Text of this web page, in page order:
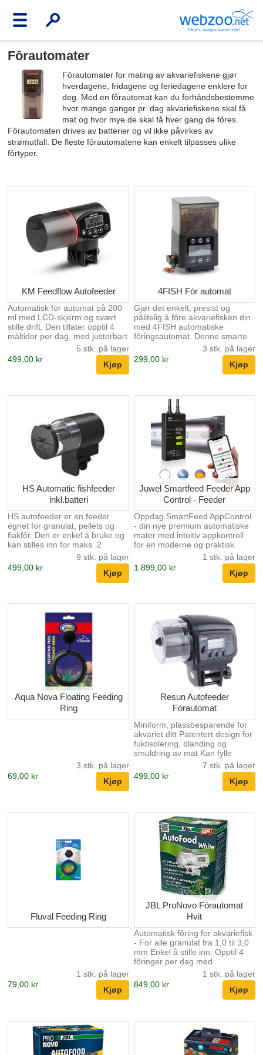
Fôrautomater
Fôrautomater for mating av akvariefiskene gjør
hverdagene, fridagene og feriedagene enklere for
deg. Med en fôrautomat kan du forhåndsbestemme
hvor mange ganger pr. dag akvariefiskene skal få
mat og hvor mye de skal få hver gang de fôres.
Fôrautomaten drives av batterier og vil ikke påvirkes av
strømutfall. De fleste fôrautomatene kan enkelt tilpasses ulike
fôrtyper.
KM Feedflow Autofeeder
Automatisk fòr automat på 200
ml med LCD-skjerm og svært
stille drift. Den tillater opptil 4
måltider per dag, med justerbart
porsjonsantall (1-3 doser) og
presis innstilling av
melkemengden. Designet for
granuler og flak. To måter å
innstillinger. Denne automatiske
akvariemateren gir deg full
kontroll over fiskens ernæring –
presis, praktisk og nesten
lydløs. Med en 200 ml beholder
kan du glemme å fylle på da...
5 stk. på lager
499,00 kr
4FISH Fòr automat
Gjør det enkelt, presist og
pålitelig å fôre akvariefisken din
med 4FISH automatiske
fôringsautomat. Denne smarte
og kompakte automatiske
fôringsautomaten kan brukes til
alle akvarier og sørger for at
fisken din alltid får riktig mengde
automatiske fôringsautomaten
kan stilles inn til opptil tre
automatiske fôringer per dag og
er egnet for både flak-, granulat-
og pelletfôr. Den
spesialutviklede og svært
presise doseringsenheten
3 stk. på lager
299,00 kr
HS Automatic fishfeeder
inkl.batteri
HS autofeeder er en feeder
egnet for granulat, pellets og
flakfôr. Den er enkel å bruke og
kan stilles inn for maks. 2
fôringer per dag, og
fôrdoseringen er justerbar.
Feederen leveres med en
holder for kar med lokk og en
9 stk. på lager
499,00 kr
Juwel Smartfeed Feeder App
Control - Feeder
Oppdag SmartFeed AppControl
- din nye premium automatiske
mater med intuitiv appkontroll
for en moderne og praktisk
fôringsløsning! Global kontroll:
Oppretthold full kontroll over
fôringen av fisken din, uansett
fisken din aldri blir sulten.
Fleksible fôringsalternativer:
Planlegg så mange fôringer per
dag du vil, og juster
matmengden i åtte trinn. Den
eksklusive ...
1 stk. på lager
1 899,00 kr
Aqua Nova Floating Feeding
Ring
3 stk. på lager
69,00 kr
Resun Autofeeder
Fórautomat
Miniform, plassbesparende for
akvariet ditt Patentert design for
fuktisolering, blanding og
smuldring av mat Kan fylle
beholderen med mat uten å
demontere den automatiske
materen Programmerbare
matmengder og fôringstider Ved
mat som serveres per rotasjon
Fungerer med tørre løse flak
eller pellets Opp til fire ganger
innstilling på en dag Logoen
"Lo" som vises på LCD-
skjermen indikerer at strømmen
er lav. Drevet av 2*AA-...
7 stk. på lager
499,00 kr
Fluval Feeding Ring
1 stk. på lager
79,00 kr
JBL ProNovo Fórautomat
Hvit
Automatisk fôring for akvariefisk
- For alle granulat fra 1,0 til 3,0
mm Enkel å stille inn: Opptil 4
fôringer per dag med
individuelle fôrmengder.
Rommer opptil 125 ml og kan
utvides til 375 ml ved å skru en
250 ml fôrbøtte direkte på
justering av fôringstider og
mengde Lufttilkobling for å
holde fôret tørt,
1 stk. på lager
849,00 kr